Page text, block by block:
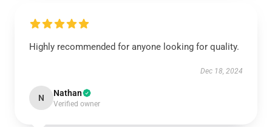
Highly recommended for anyone looking for quality.
Dec 18, 2024
N Nathan
Verified owner